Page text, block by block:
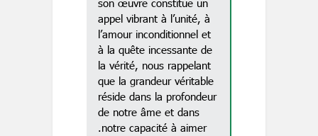
son œuvre constitue un
appel vibrant à l’unité, à
l’amour inconditionnel et
à la quête incessante de
la vérité, nous rappelant
que la grandeur véritable
réside dans la profondeur
de notre âme et dans
notre capacité à aimer.